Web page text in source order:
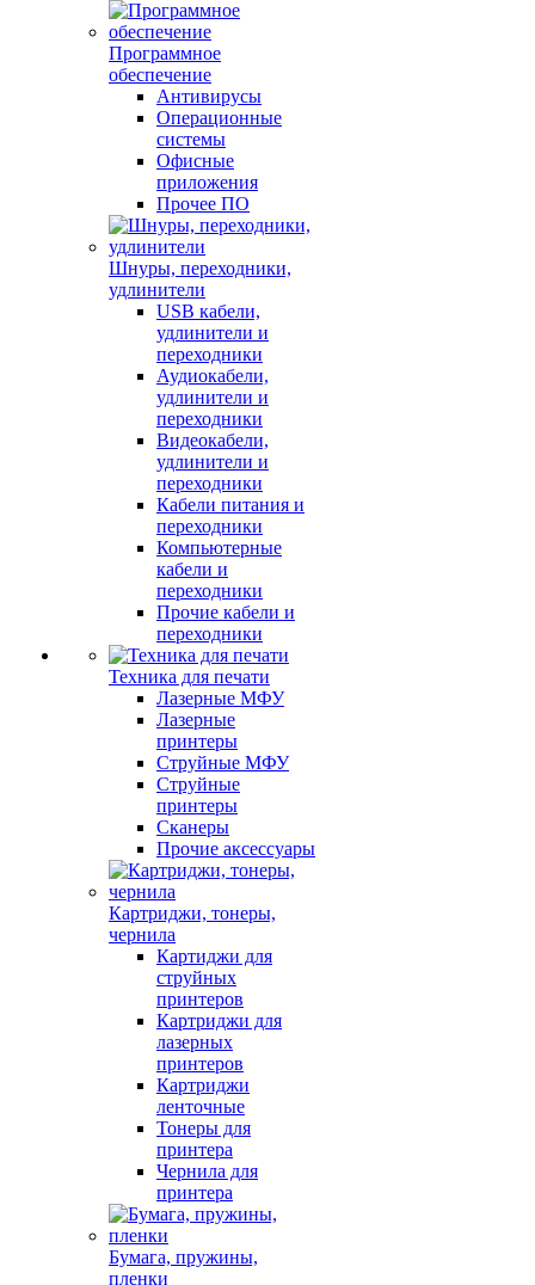
Программное
обеспечение
Антивирусы
Операционные
системы
Офисные
приложения
Прочее ПО
Шнуры, переходники,
удлинители
USB кабели,
удлинители и
переходники
Аудиокабели,
удлинители и
переходники
Видеокабели,
удлинители и
переходники
Кабели питания и
переходники
Компьютерные
кабели и
переходники
Прочие кабели и
переходники
Техника для печати
Лазерные МФУ
Лазерные
принтеры
Струйные МФУ
Струйные
принтеры
Сканеры
Прочие аксессуары
Картриджи, тонеры,
чернила
Картиджи для
струйных
принтеров
Картриджи для
лазерных
принтеров
Картриджи
ленточные
Тонеры для
принтера
Чернила для
принтера
Бумага, пружины,
пленки